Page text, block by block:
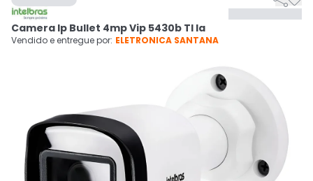
 Departamentos
Cupons
CADASTRE-SE
Camera Ip Bullet 4mp Vip 5430b Tl Ia
Vendido e entregue por: ELETRONICA SANTANA